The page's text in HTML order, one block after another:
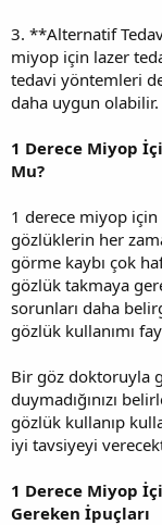
3. **Alternatif
miyop için lazer
tedavi yöntemleri
daha uygun olabilir.
1 Derece Miyop
Mu?
1 derece miyop
gözlüklerin her
görme kaybı çok
gözlük takmaya
sorunları daha
gözlük kullanımı
Bir göz doktoruyla
duymadığınızı
gözlük kullanıp
iyi tavsiyeyi
1 Derece Miyop
Gereken İpuçları